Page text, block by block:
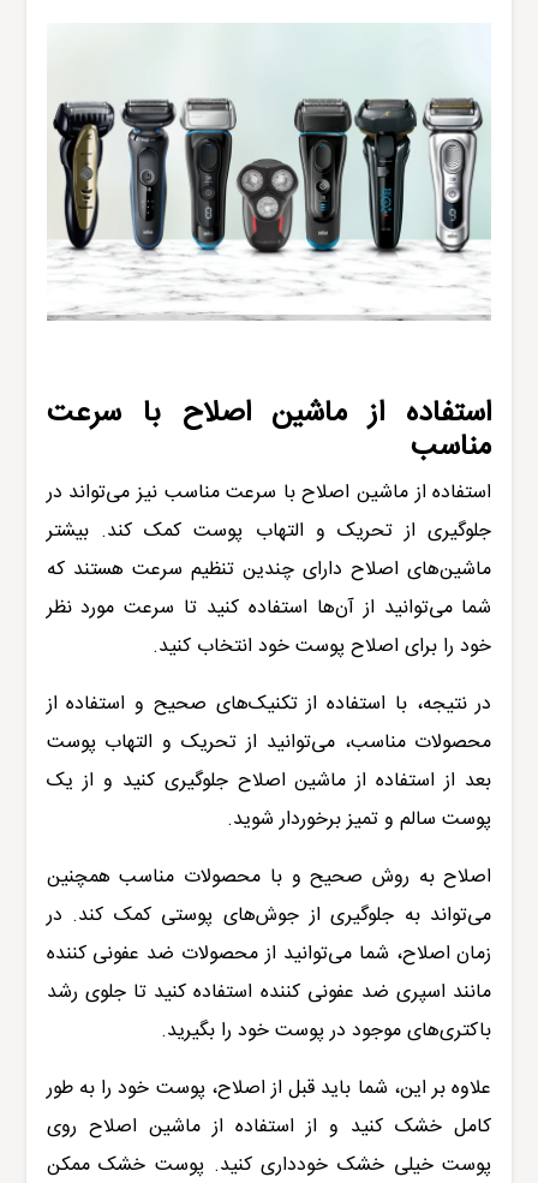
استفاده از ماشین اصلاح با سرعت
مناسب
استفاده از ماشین اصلاح با سرعت مناسب نیز می‌تواند در
جلوگیری از تحریک و التهاب پوست کمک کند. بیشتر
ماشین‌های اصلاح دارای چندین تنظیم سرعت هستند که
شما می‌توانید از آن‌ها استفاده کنید تا سرعت مورد نظر
خود را برای اصلاح پوست خود انتخاب کنید.
در نتیجه، با استفاده از تکنیک‌های صحیح و استفاده از
محصولات مناسب، می‌توانید از تحریک و التهاب پوست
بعد از استفاده از ماشین اصلاح جلوگیری کنید و از یک
پوست سالم و تمیز برخوردار شوید.
اصلاح به روش صحیح و با محصولات مناسب همچنین
می‌تواند به جلوگیری از جوش‌های پوستی کمک کند. در
زمان اصلاح، شما می‌توانید از محصولات ضد عفونی کننده
مانند اسپری ضد عفونی کننده استفاده کنید تا جلوی رشد
باکتری‌های موجود در پوست خود را بگیرید.
علاوه بر این، شما باید قبل از اصلاح، پوست خود را به طور
کامل خشک کنید و از استفاده از ماشین اصلاح روی
پوست خیلی خشک خودداری کنید. پوست خشک ممکن